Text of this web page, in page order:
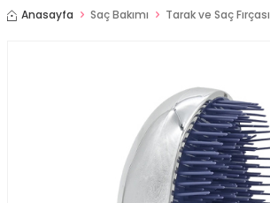
Anasayfa Saç Bakımı Tarak ve Saç Fırçası